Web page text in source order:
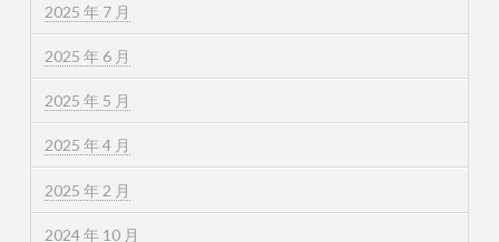
2025 年 7 月
2025 年 6 月
2025 年 5 月
2025 年 4 月
2025 年 2 月
2024 年 10 月